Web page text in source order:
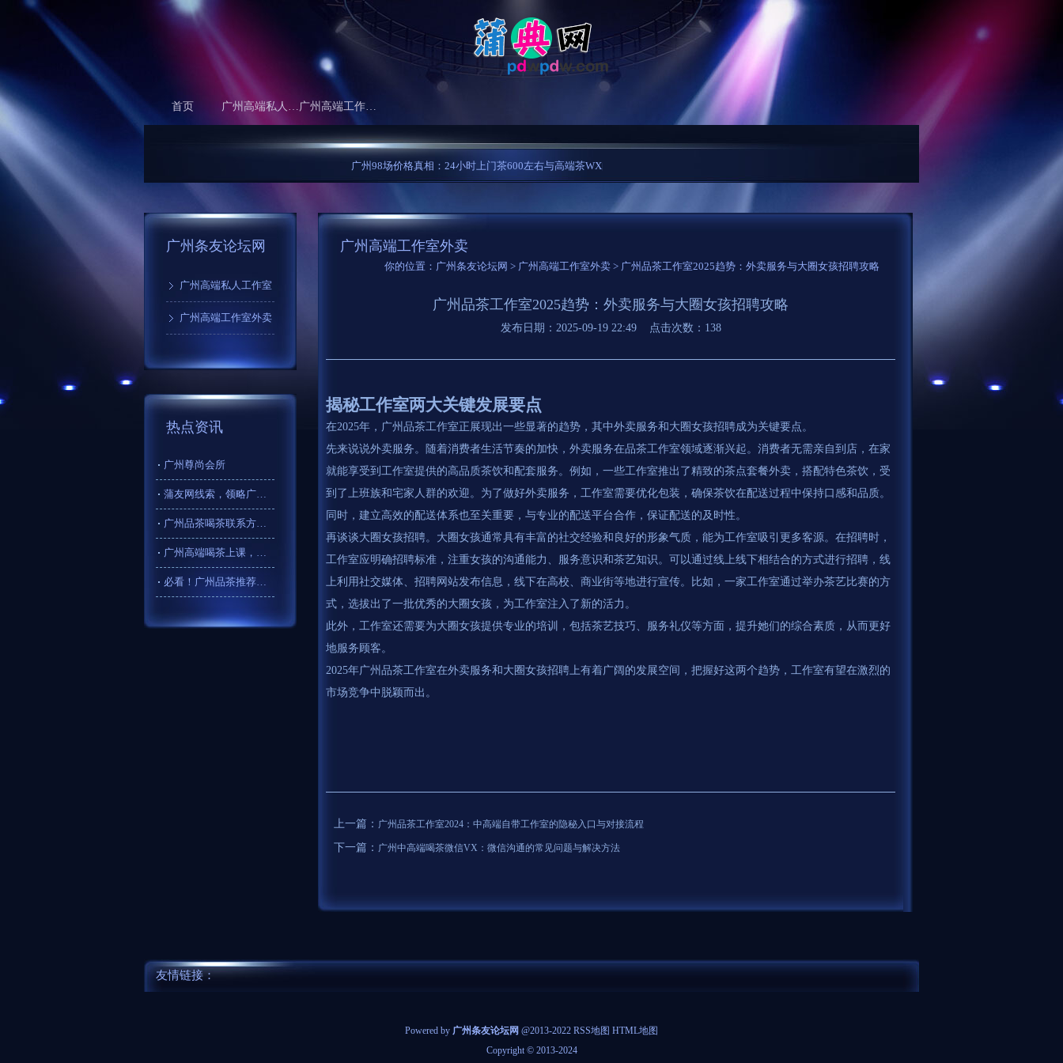
首页 广州高端私人工作室 广州高端工作室外卖
广州98场价格真相：24小时上门茶600左右与高端茶WX的消费生态... 广州品茶工作室
广州条友论坛网
广州高端私人工作室
广州高端工作室外卖
热点资讯
广州尊尚会所
蒲友网线索，领略广州高端喝茶品茶私人外卖工作室的便捷
广州品茶喝茶联系方式更新频率调查
广州高端喝茶上课，品味顶级茶的艺术
必看！广州品茶推荐宝藏清单
广州高端工作室外卖
你的位置： 广州条友论坛网 > 广州高端工作室外卖 > 广州品茶工作室2025趋势：外卖服务与大圈女孩招聘攻略
广州品茶工作室2025趋势：外卖服务与大圈女孩招聘攻略
发布日期：2025-09-19 22:49 点击次数：138
揭秘工作室两大关键发展要点
在2025年，广州品茶工作室正展现出一些显著的趋势，其中外卖服务和大圈女孩招聘成为关键要点。
先来说说外卖服务。随着消费者生活节奏的加快，外卖服务在品茶工作室领域逐渐兴起。消费者无需亲自到店，在家
就能享受到工作室提供的高品质茶饮和配套服务。例如，一些工作室推出了精致的茶点套餐外卖，搭配特色茶饮，受
到了上班族和宅家人群的欢迎。为了做好外卖服务，工作室需要优化包装，确保茶饮在配送过程中保持口感和品质。
同时，建立高效的配送体系也至关重要，与专业的配送平台合作，保证配送的及时性。
再谈谈大圈女孩招聘。大圈女孩通常具有丰富的社交经验和良好的形象气质，能为工作室吸引更多客源。在招聘时，
工作室应明确招聘标准，注重女孩的沟通能力、服务意识和茶艺知识。可以通过线上线下相结合的方式进行招聘，线
上利用社交媒体、招聘网站发布信息，线下在高校、商业街等地进行宣传。比如，一家工作室通过举办茶艺比赛的方
式，选拔出了一批优秀的大圈女孩，为工作室注入了新的活力。
此外，工作室还需要为大圈女孩提供专业的培训，包括茶艺技巧、服务礼仪等方面，提升她们的综合素质，从而更好
地服务顾客。
2025年广州品茶工作室在外卖服务和大圈女孩招聘上有着广阔的发展空间，把握好这两个趋势，工作室有望在激烈的
市场竞争中脱颖而出。
上一篇： 广州品茶工作室2024：中高端自带工作室的隐秘入口与对接流程
下一篇： 广州中高端喝茶微信VX：微信沟通的常见问题与解决方法
友情链接：
Powered by 广州条友论坛网 @2013-2022 RSS地图 HTML地图
Copyright© 2013-2024